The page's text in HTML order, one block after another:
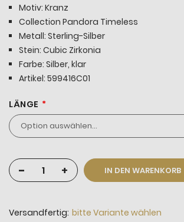
Motiv: Kranz
Collection Pandora Timeless
Metall: Sterling-Silber
Stein: Cubic Zirkonia
Farbe: Silber, klar
Artikel: 599416C01
LÄNGE
- + IN DEN WARENKORB
Versandfertig: bitte Variante wählen